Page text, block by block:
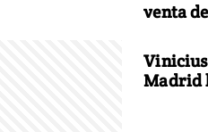
venta
Vinicius
Madrid